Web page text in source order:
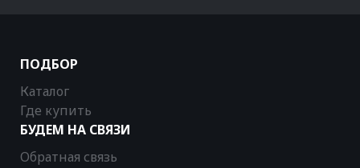
ПОДБОР
Каталог
Где купить
БУДЕМ НА СВЯЗИ
Обратная связь